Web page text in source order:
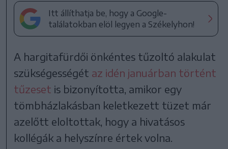
Itt állíthatja be, hogy a Google-
találatokban elöl legyen a Székelyhon!
A hargitafürdői önkéntes tűzoltó alakulat
szükségességét az idén januárban történt
tűzeset is bizonyította, amikor egy
tömbházlakásban keletkezett tüzet már
azelőtt eloltottak, hogy a hivatásos
kollégák a helyszínre értek volna.